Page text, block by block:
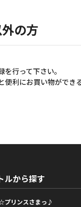
の方
行って下さい。
利にお買い物ができ
ルから探す
プリンスさまっ♪